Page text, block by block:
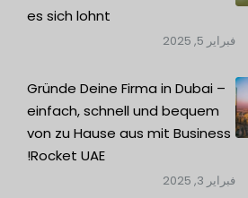
es sich lohnt
فبراير 5, 2025
Gründe Deine Firma in Dubai –
einfach, schnell und bequem
von zu Hause aus mit Business
Rocket UAE!
فبراير 3, 2025